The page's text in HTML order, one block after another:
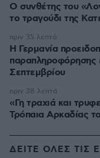
Ο συνθέτης του
το τραγούδι της
Η Γερμανία
παραπληροφόρησης
Σεπτεμβρίου
πριν 35 λεπτά
«Γη τραχιά και
Τρόπαια Αρκαδίας
πριν 38 λεπτά
ΔΕΙΤΕ ΟΛΕΣ ΤΙΣ